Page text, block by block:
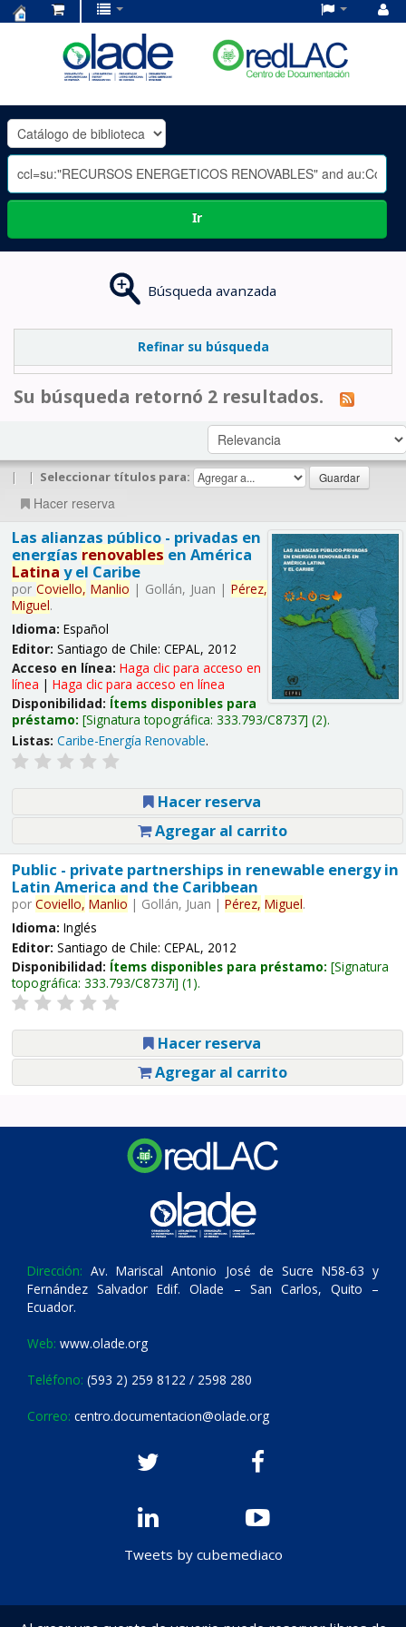
OLADE
-
Ir
Búsqueda avanzada
Refinar su búsqueda
Su búsqueda retornó 2 resultados.
| | Seleccionar títulos para:
Hacer reserva
Las alianzas público - privadas en
energías renovables en América
Latina y el Caribe
por Coviello, Manlio | Gollán, Juan | Pérez,
Miguel.
Idioma: Español
Editor: Santiago de Chile: CEPAL, 2012
Acceso en línea: Haga clic para acceso en
línea | Haga clic para acceso en línea
Disponibilidad: Ítems disponibles para
préstamo: Signatura topográfica: 333.793/C8737 (2).
Listas: Caribe-Energía Renovable.
Hacer reserva
Agregar al carrito
Public - private partnerships in renewable energy in
Latin America and the Caribbean
por Coviello, Manlio | Gollán, Juan | Pérez, Miguel.
Idioma: Inglés
Editor: Santiago de Chile: CEPAL, 2012
Disponibilidad: Ítems disponibles para préstamo: Signatura
topográfica: 333.793/C8737i (1).
Hacer reserva
Agregar al carrito
Dirección: Av. Mariscal Antonio José de Sucre N58-63 y
Fernández Salvador Edif. Olade – San Carlos, Quito –
Ecuador.
Web: www.olade.org
Teléfono: (593 2) 259 8122 / 2598 280
Correo: centro.documentacion@olade.org
Tweets by cubemediaco